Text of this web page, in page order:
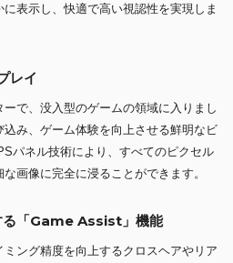
表示し、快適で高い視認性を実現しま
レイ
で、没入型のゲームの領域に入りまし
込み、ゲーム体験を向上させる鮮明なビ
パネル技術により、すべてのピクセル
画像に完全に浸ることができます。
る「Game Assist」機能
ング精度を向上するクロスヘアやリア